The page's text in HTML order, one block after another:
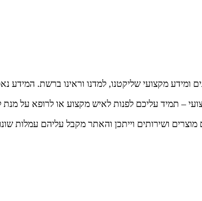
ומידע מקצועי שליקטנו, למדנו וראינו ברשת.
– תמיד עליכם לפנות לאיש מקצוע או לרופא על
מוצרים ושירותים וייתכן והאתר מקבל עליהם עמלות